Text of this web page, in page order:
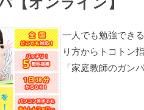
一人でも勉強でき
り方からトコトン
「家庭教師のガン